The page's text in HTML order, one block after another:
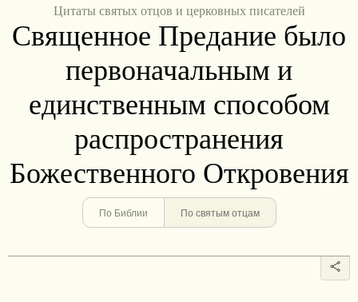
Цитаты святых отцов и церковных писателей
Священное Предание было
первоначальным и
единственным способом
распространения
Божественного Откровения
По Библии По святым отцам